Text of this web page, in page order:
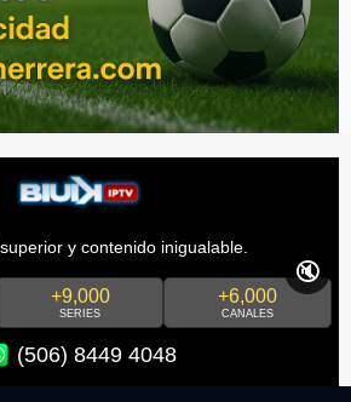
y contenido inigualable.
+9,000
SERIES
+6,000
CANALES
(506) 8449 4048
🔇